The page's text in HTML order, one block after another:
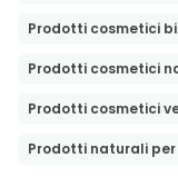
Prodotti cosmetici
Prodotti cosmetici
Prodotti cosmetici
Prodotti naturali per